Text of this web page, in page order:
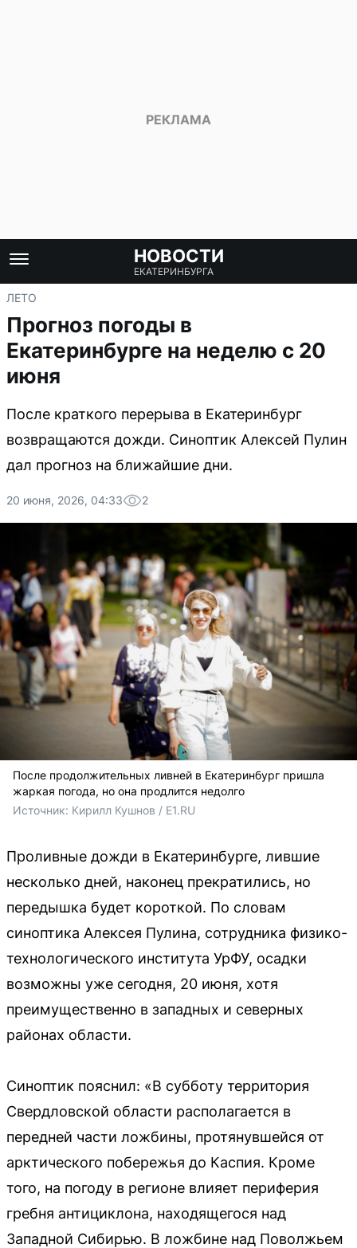
НОВОСТИ
ЕКАТЕРИНБУРГА
ЛЕТО
Прогноз погоды в
Екатеринбурге на неделю с 20
июня
После краткого перерыва в Екатеринбург
возвращаются дожди. Синоптик Алексей Пулин
дал прогноз на ближайшие дни.
20 июня, 2026, 04:33 2
После продолжительных ливней в Екатеринбург пришла
жаркая погода, но она продлится недолго
Источник: Кирилл Кушнов / E1.RU
Проливные дожди в Екатеринбурге, лившие
несколько дней, наконец прекратились, но
передышка будет короткой. По словам
синоптика Алексея Пулина, сотрудника физико-
технологического института УрФУ, осадки
возможны уже сегодня, 20 июня, хотя
преимущественно в западных и северных
районах области.
Синоптик пояснил: «В субботу территория
Свердловской области располагается в
передней части ложбины, протянувшейся от
арктического побережья до Каспия. Кроме
того, на погоду в регионе влияет периферия
гребня антициклона, находящегося над
Западной Сибирью. В ложбине над Поволжьем